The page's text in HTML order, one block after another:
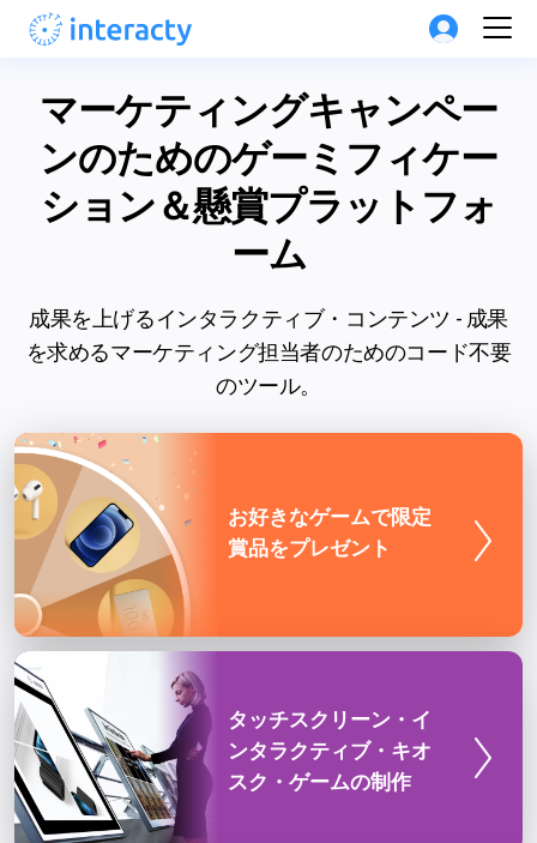
マーケティングキャンペー
ンのためのゲーミフィケー
ション＆懸賞プラットフォ
ーム
成果を上げるインタラクティブ・コンテンツ - 成果
を求めるマーケティング担当者のためのコード不要
のツール。
お好きなゲ